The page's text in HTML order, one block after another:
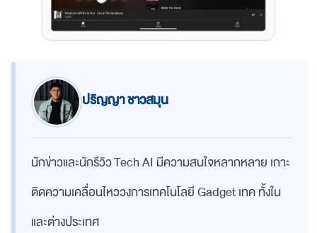
ปริญญา ชาวสมุน
นักข่าวและนักรีวิว Tech AI มีความสนใจหลากหลาย เกาะ
ติดความเคลื่อนไหววงการเทคโนโลยี Gadget เทค ทั้งใน
และต่างประเทศ